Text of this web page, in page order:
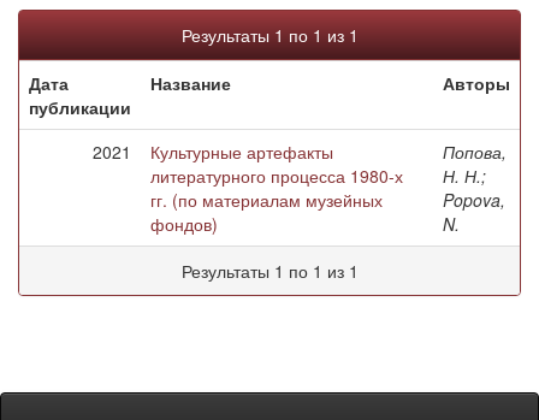
Результаты 1 по 1 из 1
Дата
публикации
Название Авторы
2021
Культурные артефакты
литературного процесса 1980-х
гг. (по материалам музейных
фондов)
Попова,
Н. Н.;
Popova,
N.
Результаты 1 по 1 из 1